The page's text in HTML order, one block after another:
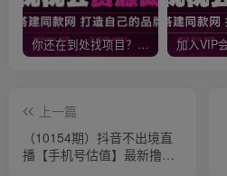
你还在到处找项目？还在当韭菜？我靠网创资源站一个月收入5万+，曾经我也是个失败者。
上一篇
（10154期）抖音不出境直
播【手机号估值】最新撸音